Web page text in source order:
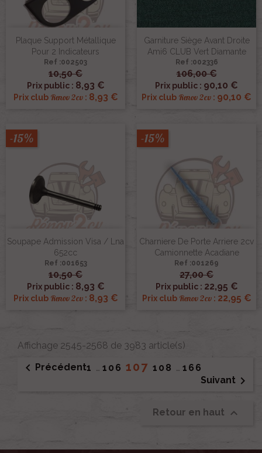
Plaque Support Métallique
Pour 2 Indicateurs
Ref :002503
10,50 €
Prix public : 8,93 €
Prix club Renov 2cv: 8,93 €
Garniture Siège Avant Droite
Ami6 CLUB Vert Diamante
Ref :002336
106,00 €
Prix public : 90,10 €
Prix club Renov 2cv : 90,10 €
Soupape Admission Visa / Lna
652cc
Ref :001653
10,50 €
Prix public : 8,93 €
Prix club Renov 2cv: 8,93 €
-15%
Charniere De Porte Arriere 2cv
Camionnette Acadiane
Ref :001269
27,00 €
Prix public : 22,95 €
Prix club Renov 2cv: 22,95 €
-15%
Affichage 2545-2568 de 3983 article(s)
 Précédent1 … 106 107 108 … 166
Suivant 
Retour en haut 